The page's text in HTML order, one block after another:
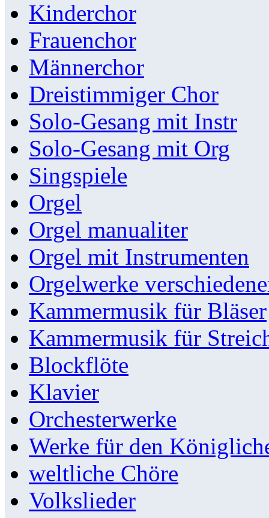
Kinderchor
Frauenchor
Männerchor
Dreistimmiger Chor
Solo-Gesang mit Instr
Solo-Gesang mit Org
Singspiele
Orgel
Orgel manualiter
Orgel mit Instrumenten
Orgelwerke
Kammermusik für Bläser
Kammermusik für
Blockflöte
Klavier
Orchesterwerke
Werke für den
weltliche Chöre
Volkslieder